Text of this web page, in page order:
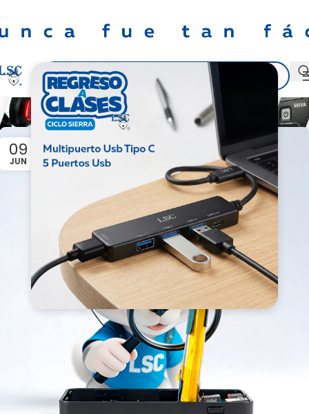
Posts byCST LSC
09
JUN